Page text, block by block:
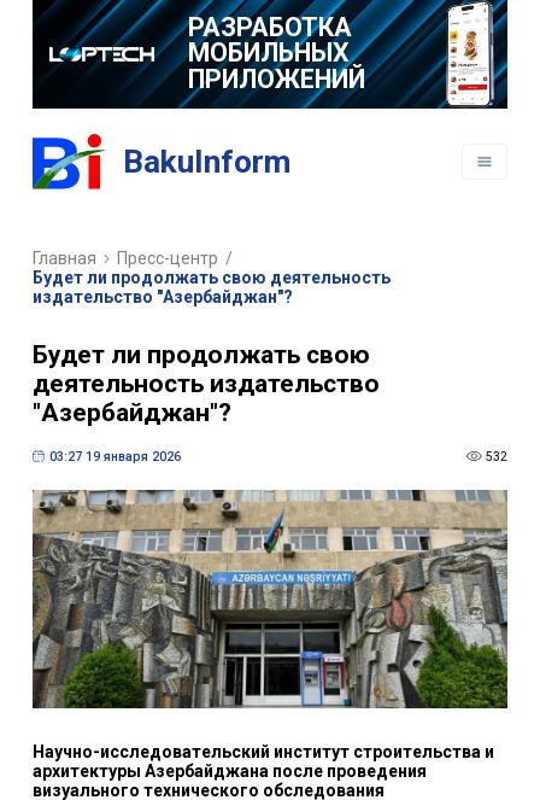
РАЗРАБОТКА
МОБИЛЬНЫХ
ПРИЛОЖЕНИЙ
BakuInform
Главная Пресс-центр /
Будет ли продолжать свою деятельность
издательство "Азербайджан"?
Будет ли продолжать свою
деятельность издательство
"Азербайджан"?
03:27 19 января 2026 532
Научно-исследовательский институт строительства и
архитектуры Азербайджана после проведения
визуального технического обследования